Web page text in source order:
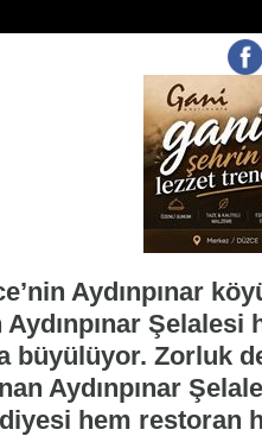
Aydınpınar
Aydınpınar Şelalesi
büyülüyor. Zorluk
Aydınpınar
hem restoran